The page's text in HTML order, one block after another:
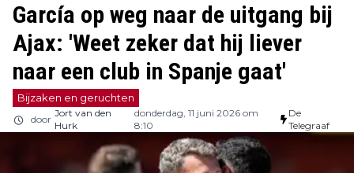
García op weg naar de uitgang bij
Ajax: 'Weet zeker dat hij liever
naar een club in Spanje gaat'
Bijzaken en geruchten
door
Jort van den
Hurk
donderdag, 11 juni 2026 om
8:10
De
Telegraaf